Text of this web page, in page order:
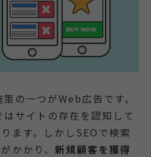
の一つがWeb広告です。
サイトの存在を認知して
ます。しかしSEOで検索
かかり、 新規顧客を獲得